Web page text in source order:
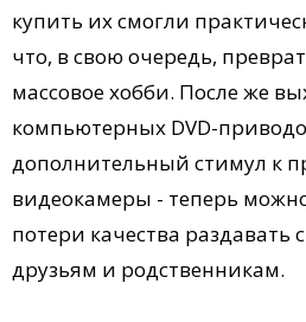
купить их смогли
что, в свою очередь,
массовое хобби. После же
компьютерных DVD-
дополнительный стимул к
видеокамеры - теперь
потери качества раздавать
друзьям и родственникам.